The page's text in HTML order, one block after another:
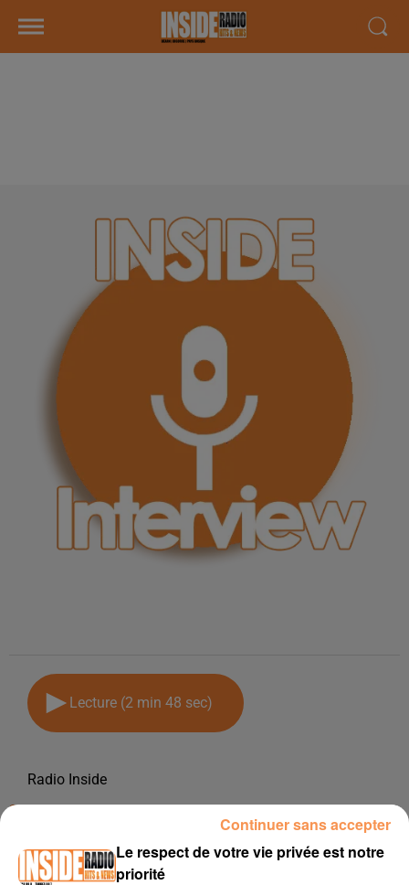
Lecture (2 min 48 sec)
Radio Inside
28 février 2023 - 2 min 48 sec
INTERVIEW DE GRÉGOIRE "GROSFILLEX" À LESCAR, SUR RADIO
INSIDE
Le respect de votre vie privée est notre
priorité
Continuer sans accepter